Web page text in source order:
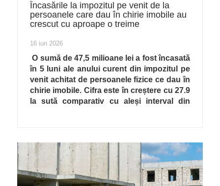
Încasările la impozitul pe venit de la
persoanele care dau în chirie imobile au
crescut cu aproape o treime
16 iun 2026
O sumă de 47,5 milioane lei a fost încasată
în 5 luni ale anului curent din impozitul pe
venit achitat de persoanele fizice ce dau în
chirie imobile. Cifra este în creștere cu 27.9
la sută comparativ cu aleși interval din